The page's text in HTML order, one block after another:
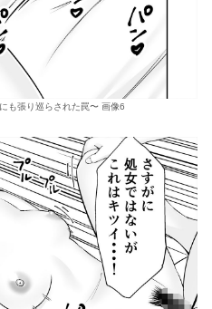
も張り巡らされた罠〜 画像6